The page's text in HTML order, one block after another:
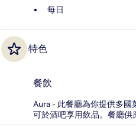
每日
特色
餐飲
Aura - 此餐廳為你提供多國
可於酒吧享用飲品。餐廳供